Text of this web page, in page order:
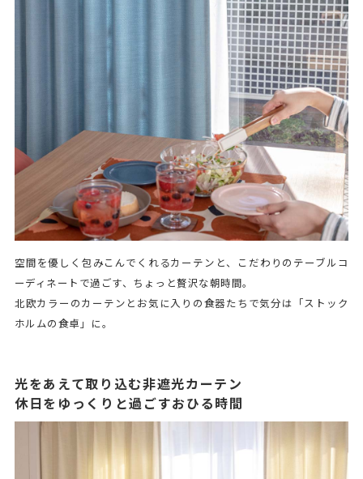
空間を優しく包みこんでくれるカーテンと、こだわりのテーブルコ
ーディネートで過ごす、ちょっと贅沢な朝時間。
北欧カラーのカーテンとお気に入りの食器たちで気分は「ストック
ホルムの食卓」に。
光をあえて取り込む非遮光カーテン
休日をゆっくりと過ごすおひる時間